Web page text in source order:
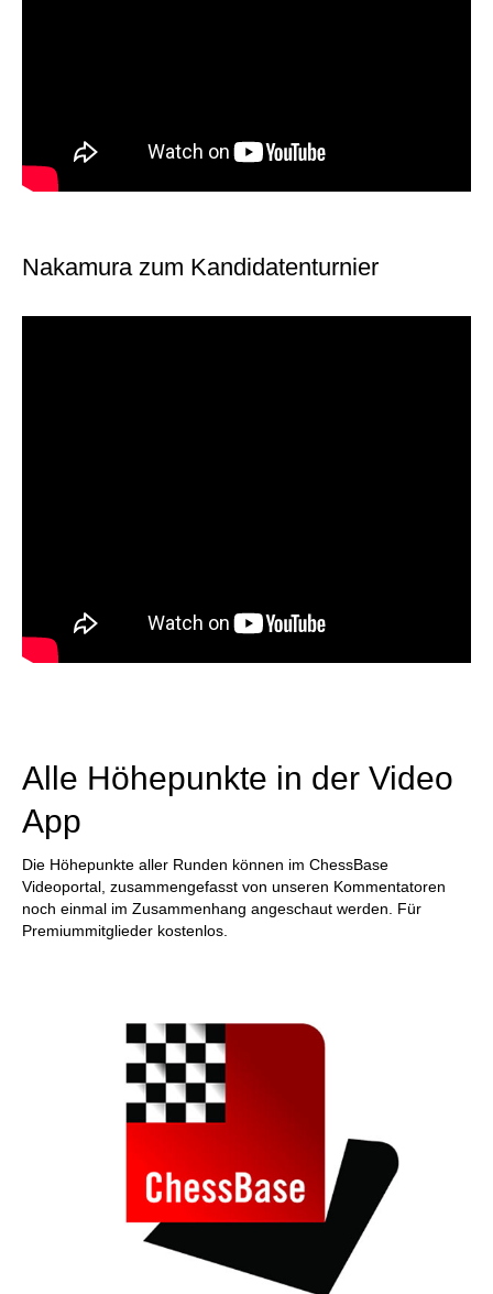
Nakamura zum Kandidatenturnier
Alle Höhepunkte in der Video
App
Die Höhepunkte aller Runden können im ChessBase
Videoportal, zusammengefasst von unseren Kommentatoren
noch einmal im Zusammenhang angeschaut werden. Für
Premiummitglieder kostenlos.